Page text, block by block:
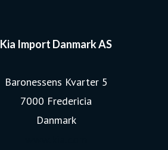
Kia Import Danmark AS
Baronessens Kvarter 5
7000 Fredericia
Danmark